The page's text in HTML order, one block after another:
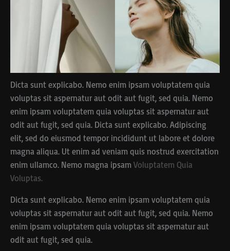
Dicta sunt explicabo. Nemo enim ipsam voluptatem quia
voluptas sit aspernatur aut odit aut fugit, sed quia. Nemo
enim ipsam voluptatem quia voluptas sit aspernatur aut
odit aut fugit, sed quia. Dicta sunt explicabo. Adipiscing
elit, sed do eiusmod tempor incididunt ut labore et dolore
magna aliqua. Ut enim ad veniam quis nostrud exercitation
enim ullamco. Nemo magna ipsam Voluptatem Quia
Voluptas.
Dicta sunt explicabo. Nemo enim ipsam voluptatem quia
voluptas sit aspernatur aut odit aut fugit, sed quia. Nemo
enim ipsam voluptatem quia voluptas sit aspernatur aut
odit aut fugit, sed quia.